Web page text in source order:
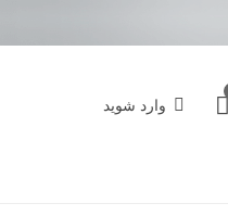
وارد شوید